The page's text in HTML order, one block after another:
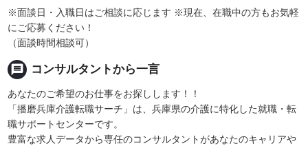
※面談日・入職日はご相談に応じます ※現在、在職中の方もお気軽
にご応募ください！
（面談時間相談可）
message コンサルタントから一言
あなたのご希望のお仕事をお探しします！！
「播磨兵庫介護転職サーチ」は、兵庫県の介護に特化した就職・転
職サポートセンターです。
豊富な求人データから専任のコンサルタントがあなたのキャリアや